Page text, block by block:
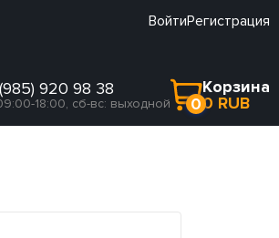
ВойтиРегистрация
920 98 38
18:00, сб-вс: выходной 0
Корзина
0 RUB